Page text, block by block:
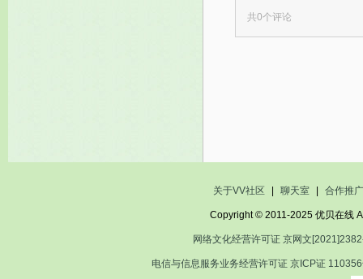
共0个评论
关于VV社区 聊天室 合作推广
Copyright © 2011-2025 优贝在线
网络文化经营许可证 京网文
电信与信息服务业务经营许可证 京ICP证